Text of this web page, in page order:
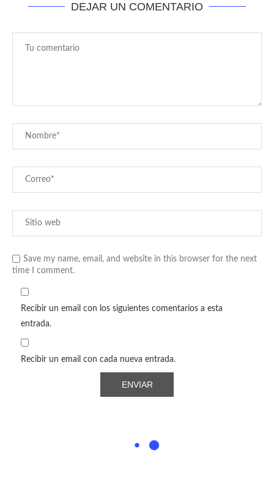
DEJAR UN COMENTARIO
Save my name, email, and website in this browser for the next
time I comment.
Recibir un email con los siguientes comentarios a esta
entrada.
Recibir un email con cada nueva entrada.